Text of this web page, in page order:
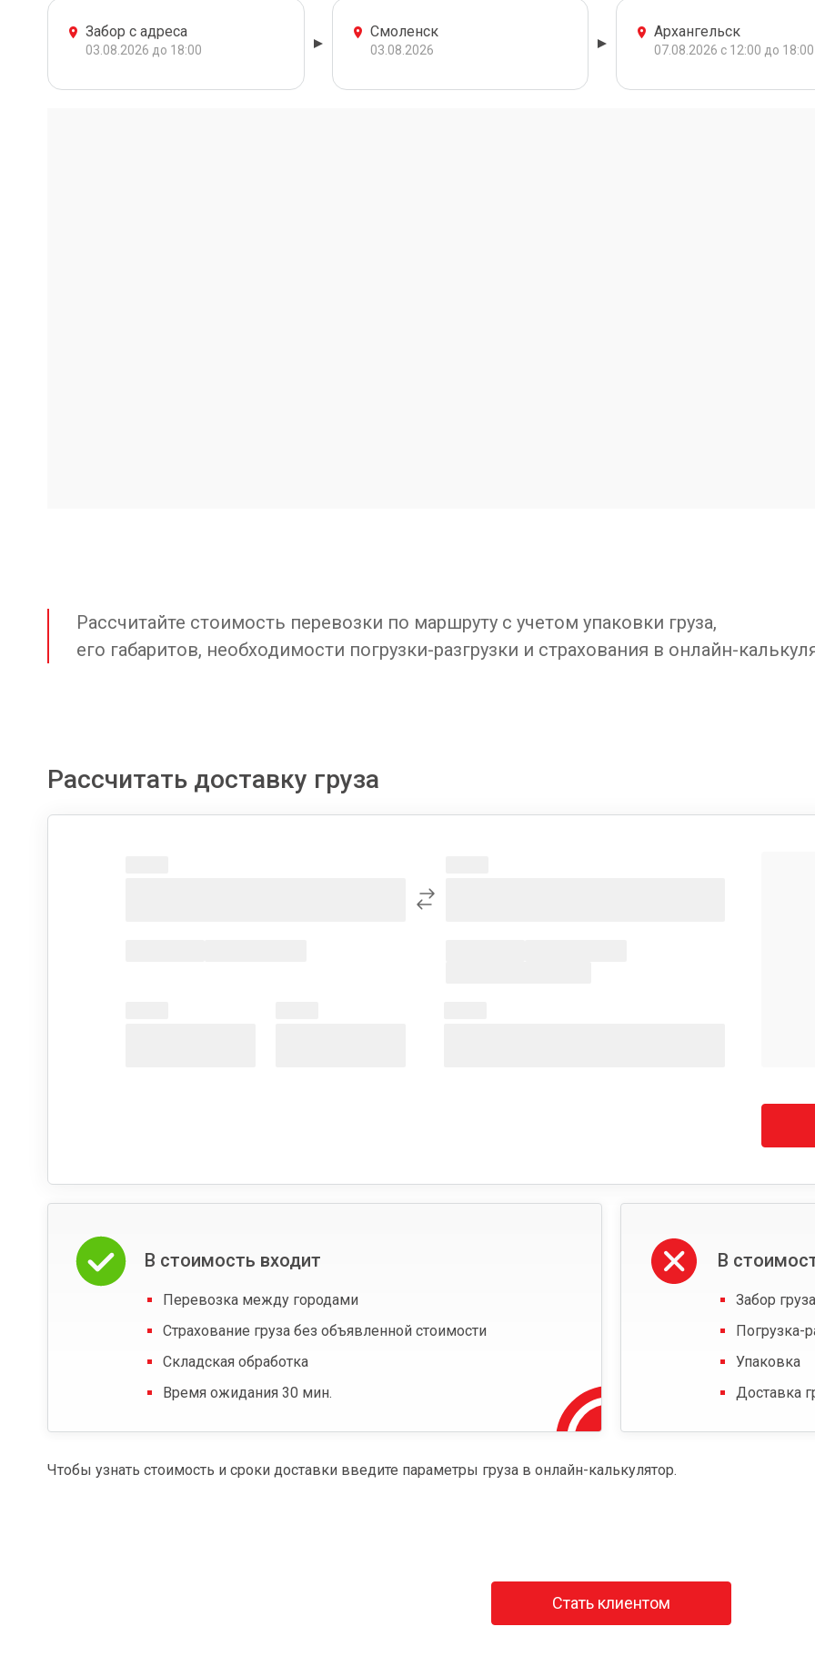
Забор с адреса
03.08.2026 до 18:00
Смоленск
03.08.2026
Архангельск
07.08.2026 с 12:00 до 18:00
Рассчитайте стоимость перевозки по маршруту с учетом упаковки груза,
его габаритов, необходимости погрузки-разгрузки и страхования в онлайн-
Рассчитать доставку груза
В стоимость входит
Перевозка между городами
Страхование груза без объявленной стоимости
Складская обработка
Время ожидания 30 мин.
В
Забор
Погрузка-
Упаковка
Доставка
Чтобы узнать стоимость и сроки доставки введите параметры груза в онлайн-калькулятор.
Стать клиентом